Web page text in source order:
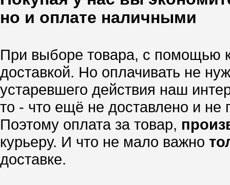
но и оплате наличными
При выборе товара, с помощью
доставкой. Но оплачивать не
устаревшего действия наш
то - что ещё не доставлено и не
Поэтому оплата за товар,
курьеру. И что не мало важно
доставке.